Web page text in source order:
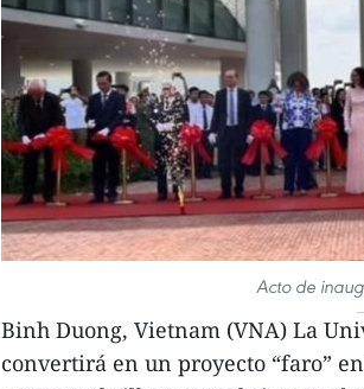
Acto de
Binh Duong, Vietnam (VNA) La
convertirá en un proyecto “faro”